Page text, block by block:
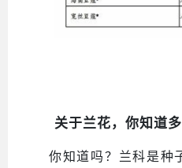
关于兰花，你知道多
你知道吗？兰科是种